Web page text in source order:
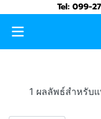
Tel: 099-
1 ผลลัพธ์สำหรับ